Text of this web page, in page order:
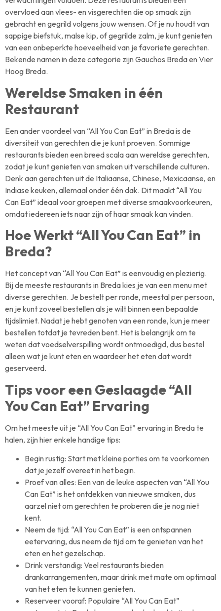
overvloed aan vlees- en visgerechten die op smaak zijn
gebracht en gegrild volgens jouw wensen. Of je nu houdt van
sappige biefstuk, malse kip, of gegrilde zalm, je kunt genieten
van een onbeperkte hoeveelheid van je favoriete gerechten.
Bekende namen in deze categorie zijn Gauchos Breda en Vier
Hoog Breda.
Wereldse Smaken in één
Restaurant
Een ander voordeel van “All You Can Eat” in Breda is de
diversiteit van gerechten die je kunt proeven. Sommige
restaurants bieden een breed scala aan wereldse gerechten,
zodat je kunt genieten van smaken uit verschillende culturen.
Denk aan gerechten uit de Italiaanse, Chinese, Mexicaanse, en
Indiase keuken, allemaal onder één dak. Dit maakt “All You
Can Eat” ideaal voor groepen met diverse smaakvoorkeuren,
omdat iedereen iets naar zijn of haar smaak kan vinden.
Hoe Werkt “All You Can Eat” in
Breda?
Het concept van “All You Can Eat” is eenvoudig en plezierig.
Bij de meeste restaurants in Breda kies je van een menu met
diverse gerechten. Je bestelt per ronde, meestal per persoon,
en je kunt zoveel bestellen als je wilt binnen een bepaalde
tijdslimiet. Nadat je hebt genoten van een ronde, kun je meer
bestellen totdat je tevreden bent. Het is belangrijk om te
weten dat voedselverspilling wordt ontmoedigd, dus bestel
alleen wat je kunt eten en waardeer het eten dat wordt
geserveerd.
Tips voor een Geslaagde “All
You Can Eat” Ervaring
Om het meeste uit je “All You Can Eat” ervaring in Breda te
halen, zijn hier enkele handige tips:
Begin rustig: Start met kleine porties om te voorkomen
dat je jezelf overeet in het begin.
Proef van alles: Een van de leuke aspecten van “All You
Can Eat” is het ontdekken van nieuwe smaken, dus
aarzel niet om gerechten te proberen die je nog niet
kent.
Neem de tijd: “All You Can Eat” is een ontspannen
eetervaring, dus neem de tijd om te genieten van het
eten en het gezelschap.
Drink verstandig: Veel restaurants bieden
drankarrangementen, maar drink met mate om optimaal
van het eten te kunnen genieten.
Reserveer vooraf: Populaire “All You Can Eat”